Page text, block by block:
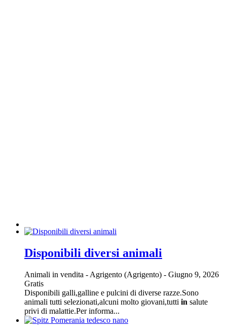
Disponibili diversi animali
Animali in vendita - Agrigento (Agrigento) - Giugno 9, 2026
Gratis
Disponibili galli,galline e pulcini di diverse razze.Sono
animali tutti selezionati,alcuni molto giovani,tutti in salute
privi di malattie.Per informa...